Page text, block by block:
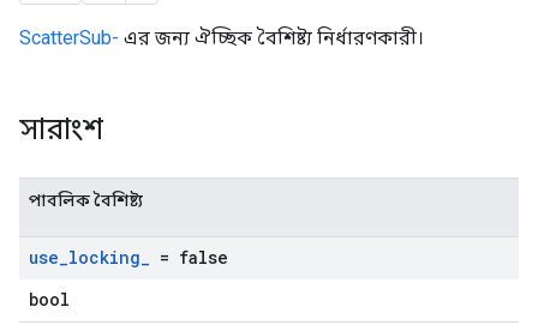
ScatterSub- এর জন্য ঐচ্ছিক বৈশিষ্ট্য নির্ধারণকারী।
সারাংশ
পাবলিক বৈশিষ্ট্য
use_locking_ = false
bool